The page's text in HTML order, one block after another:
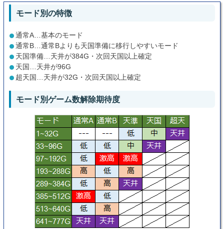
モード別の特徴
通常A…基本のモード
通常B…通常Bよりも天国準備に移行しやすいモード
天国準備…天井が384G・次回天国以上確定
天国…天井が96G
超天国…天井が32G・次回天国以上確定
モード別ゲーム数解除期待度